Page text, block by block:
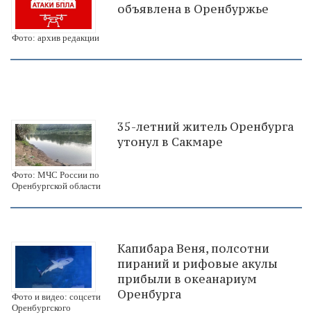
Фото: архив редакции
объявлена в Оренбуржье
Фото: МЧС России по
Оренбургской области
35-летний житель Оренбурга
утонул в Сакмаре
Фото и видео: соцсети
Оренбургского
Капибара Веня, полсотни
пираний и рифовые акулы
прибыли в океанариум
Оренбурга